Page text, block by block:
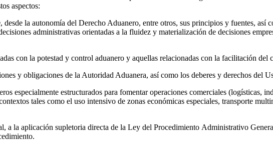
aspectos:
la autonomía del Derecho Aduanero, entre otros, sus principios y fuentes, así
administrativas orientadas a la fluidez y materialización de decisiones
con la potestad y control aduanero y aquellas relacionadas con la facilitación del
y obligaciones de la Autoridad Aduanera, así como los deberes y derechos del
especialmente estructurados para fomentar operaciones comerciales (logísticas,
tales como el uso intensivo de zonas económicas especiales, transporte
a la aplicación supletoria directa de la Ley del Procedimiento Administrativo